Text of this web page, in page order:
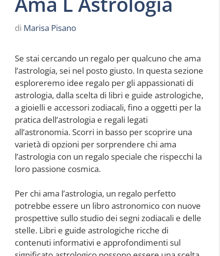
di Marisa Pisano
Se stai cercando un regalo per qualcuno che ama
l’astrologia, sei nel posto giusto. In questa sezione
esploreremo idee regalo per gli appassionati di
astrologia, dalla scelta di libri e guide astrologiche,
a gioielli e accessori zodiacali, fino a oggetti per la
pratica dell’astrologia e regali legati
all’astronomia. Scorri in basso per scoprire una
varietà di opzioni per sorprendere chi ama
l’astrologia con un regalo speciale che rispecchi la
loro passione cosmica.
Per chi ama l’astrologia, un regalo perfetto
potrebbe essere un libro astronomico con nuove
prospettive sullo studio dei segni zodiacali e delle
stelle. Libri e guide astrologiche ricche di
contenuti informativi e approfondimenti sul